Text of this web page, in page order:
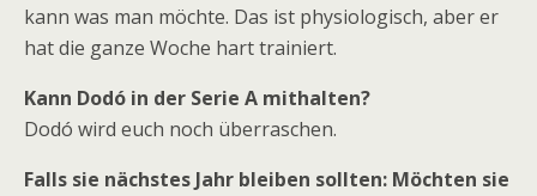
kann was man möchte. Das ist physiologisch, aber er
hat die ganze Woche hart trainiert.
Kann Dodó in der Serie A mithalten?
Dodó wird euch noch überraschen.
Falls sie nächstes Jahr bleiben sollten: Möchten sie